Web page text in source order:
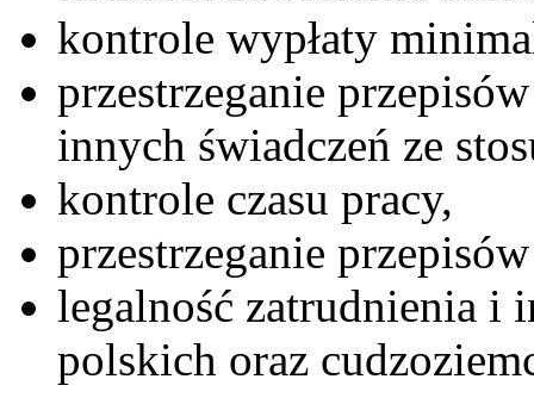
kontrole wypłaty
przestrzeganie
innych świadczeń ze
kontrole czasu pracy,
przestrzeganie
legalność zatrudnienia i
polskich oraz